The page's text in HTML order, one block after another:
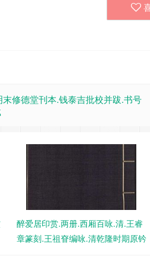
修德堂刊本.钱泰吉批校并跋.书号
醉爱居印赏.两册.西厢百咏.清.王睿
章篆刻.王祖眘编咏.清乾隆时期原钤